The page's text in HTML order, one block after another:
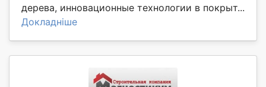
дерева, инновационные технологии в покрыт...
Докладніше